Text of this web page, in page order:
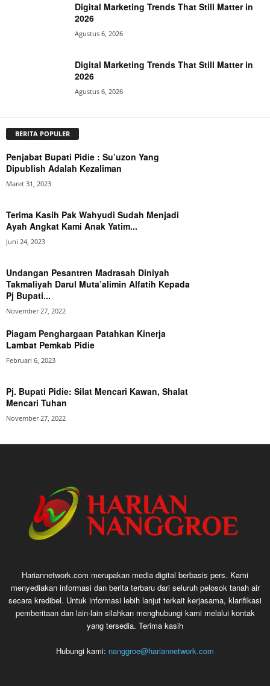
Digital Marketing Trends That Still Matter in
2026
Agustus 6, 2026
Digital Marketing Trends That Still Matter in
2026
Agustus 6, 2026
BERITA POPULER
Penjabat Bupati Pidie : Su’uzon Yang
Dipublish Adalah Kezaliman
Maret 31, 2023
Terima Kasih Pak Wahyudi Sudah Menjadi
Ayah Angkat Kami Anak Yatim...
Juni 24, 2023
Undangan Pesantren Madrasah Diniyah
Takmaliyah Darul Muta’alimin Alfatih Kepada
Pj Bupati...
November 27, 2022
Piagam Penghargaan Patahkan Kinerja
Lambat Pemkab Pidie
Februari 6, 2023
Pj. Bupati Pidie: Silat Mencari Kawan, Shalat
Mencari Tuhan
November 27, 2022
Hariannetwork.com merupakan media digital berbasis pers. Kami
menyediakan informasi dan berita terbaru dari seluruh pelosok tanah air
secara kredibel. Untuk informasi lebih lanjut terkait kerjasama, klarifikasi
pemberitaan dan lain-lain silahkan menghubungi kami melalui kontak
yang tersedia. Terima kasih
Hubungi kami: nanggroe@hariannetwork.com